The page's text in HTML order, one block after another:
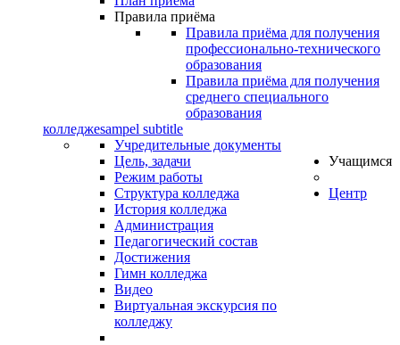
Правила приёма
Правила приёма для получения
профессионально-технического
образования
Правила приёма для получения
среднего специального
образования
колледжеsampel subtitle
Учредительные документы
Цель, задачи
Режим работы
Структура колледжа
История колледжа
Администрация
Педагогический состав
Достижения
Гимн колледжа
Видео
Виртуальная экскурсия по
колледжу
Учащимся
Центр